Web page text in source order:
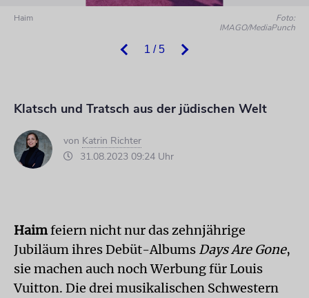
1 / 5
Haim
Foto:
IMAGO/MediaPunch
Klatsch und Tratsch aus der jüdischen Welt
von Katrin Richter
31.08.2023 09:24 Uhr
Haimfeiern nicht nur das zehnjährige
Jubiläum ihres Debüt-Albums Days Are Gone,
sie machen auch noch Werbung für Louis
Vuitton. Die drei musikalischen Schwestern